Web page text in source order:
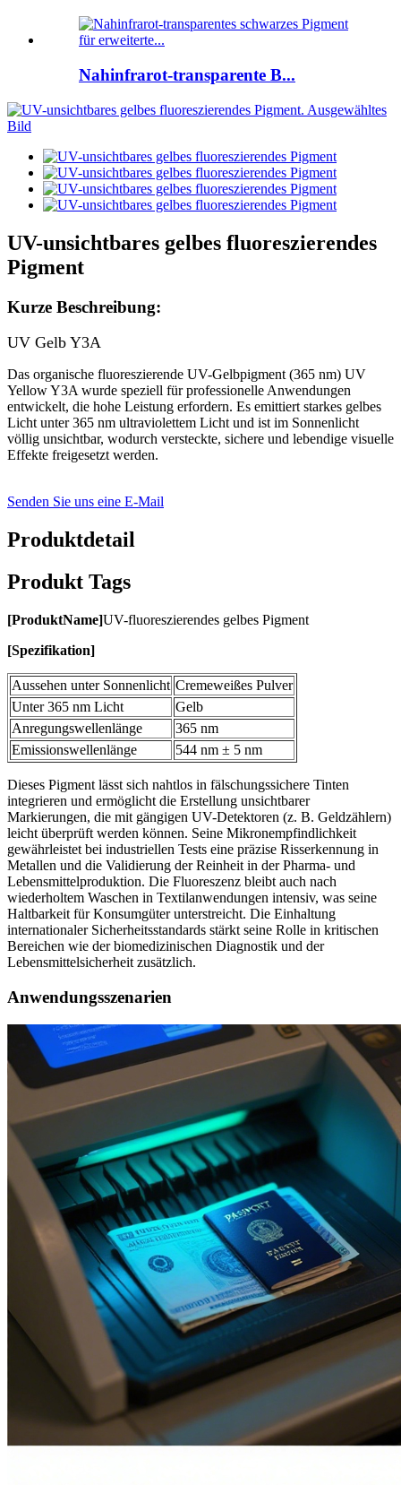
Nahinfrarot-transparente B...
UV-unsichtbares gelbes fluoreszierendes
Pigment
Kurze Beschreibung:
UV Gelb Y3A
Das organische fluoreszierende UV-Gelbpigment (365 nm) UV
Yellow Y3A wurde speziell für professionelle Anwendungen
entwickelt, die hohe Leistung erfordern. Es emittiert starkes gelbes
Licht unter 365 nm ultraviolettem Licht und ist im Sonnenlicht
völlig unsichtbar, wodurch versteckte, sichere und lebendige visuelle
Effekte freigesetzt werden.
Senden Sie uns eine E-Mail
Produktdetail
Produkt Tags
[ProduktName]UV-fluoreszierendes gelbes Pigment
[Spezifikation]
Aussehen unter Sonnenlicht Cremeweißes Pulver
Unter 365 nm Licht
Gelb
Anregungswellenlänge
365 nm
Emissionswellenlänge
544 nm ± 5 nm
Dieses Pigment lässt sich nahtlos in fälschungssichere Tinten
integrieren und ermöglicht die Erstellung unsichtbarer
Markierungen, die mit gängigen UV-Detektoren (z. B. Geldzählern)
leicht überprüft werden können. Seine Mikronempfindlichkeit
gewährleistet bei industriellen Tests eine präzise Risserkennung in
Metallen und die Validierung der Reinheit in der Pharma- und
Lebensmittelproduktion. Die Fluoreszenz bleibt auch nach
wiederholtem Waschen in Textilanwendungen intensiv, was seine
Haltbarkeit für Konsumgüter unterstreicht. Die Einhaltung
internationaler Sicherheitsstandards stärkt seine Rolle in kritischen
Bereichen wie der biomedizinischen Diagnostik und der
Lebensmittelsicherheit zusätzlich.
Anwendungsszenarien